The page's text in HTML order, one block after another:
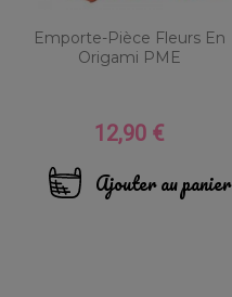
Emporte-Pièce Fleurs En
Origami PME
Prix
12,90 €
Ajouter au panier